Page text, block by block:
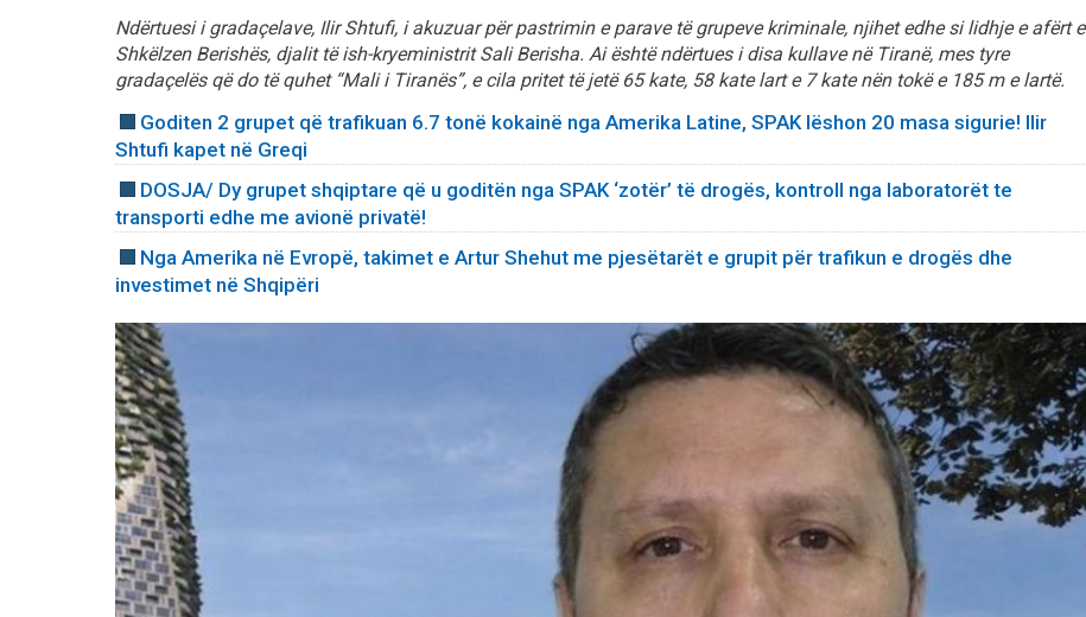
Ndërtuesi i gradaçelave, Ilir Shtufi, i akuzuar për pastrimin e parave të grupeve kriminale, njihet edhe si lidhje e afërt e
Shkëlzen Berishës, djalit të ish-kryeministrit Sali Berisha. Ai është ndërtues i disa kullave në Tiranë, mes tyre
gradaçelës që do të quhet “Mali i Tiranës”, e cila pritet të jetë 65 kate, 58 kate lart e 7 kate nën tokë e 185 m e lartë.
Goditen 2 grupet që trafikuan 6.7 tonë kokainë nga Amerika Latine, SPAK lëshon 20 masa sigurie! Ilir
Shtufi kapet në Greqi
DOSJA/ Dy grupet shqiptare që u goditën nga SPAK ‘zotër’ të drogës, kontroll nga laboratorët te
transporti edhe me avionë privatë!
Nga Amerika në Evropë, takimet e Artur Shehut me pjesëtarët e grupit për trafikun e drogës dhe
investimet në Shqipëri